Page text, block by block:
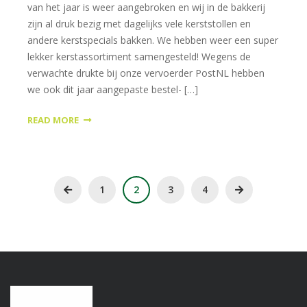
van het jaar is weer aangebroken en wij in de bakkerij
zijn al druk bezig met dagelijks vele kerststollen en
andere kerstspecials bakken. We hebben weer een super
lekker kerstassortiment samengesteld! Wegens de
verwachte drukte bij onze vervoerder PostNL hebben
we ook dit jaar aangepaste bestel- […]
READ MORE
1 2 3 4